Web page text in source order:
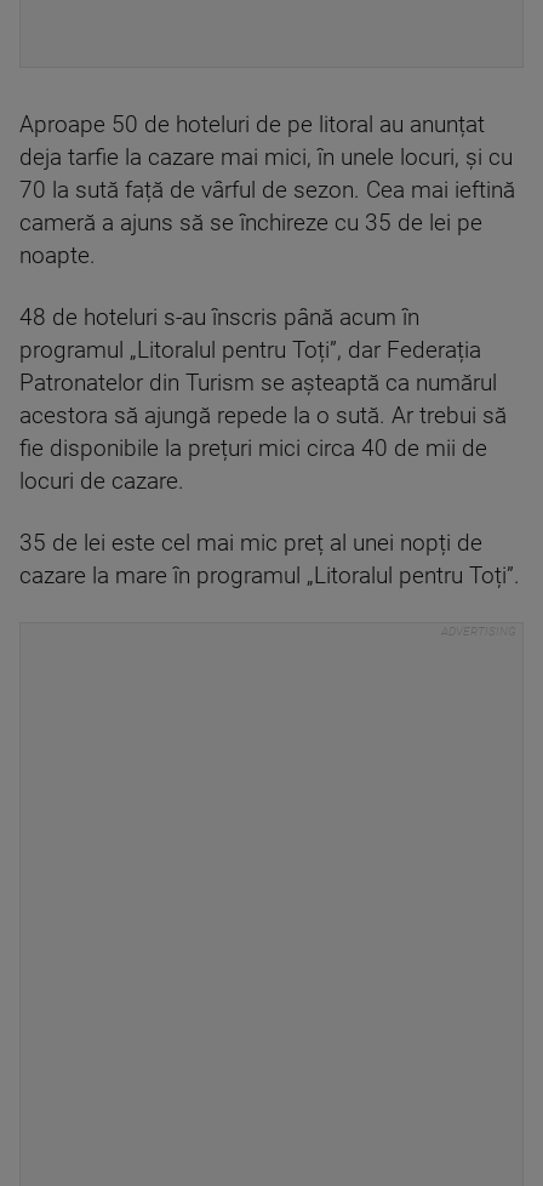
Aproape 50 de hoteluri de pe litoral au anunțat
deja tarfie la cazare mai mici, în unele locuri, și cu
70 la sută față de vârful de sezon. Cea mai ieftină
cameră a ajuns să se închireze cu 35 de lei pe
noapte.
48 de hoteluri s-au înscris până acum în
programul „Litoralul pentru Toți”, dar Federația
Patronatelor din Turism se așteaptă ca numărul
acestora să ajungă repede la o sută. Ar trebui să
fie disponibile la prețuri mici circa 40 de mii de
locuri de cazare.
35 de lei este cel mai mic preț al unei nopți de
cazare la mare în programul „Litoralul pentru Toți”.